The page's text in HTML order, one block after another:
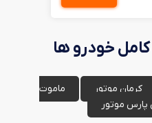
خودرو ها
کرمان موتور
ماموت
پارس موتور